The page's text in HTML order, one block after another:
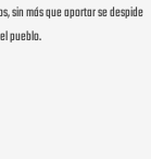
sin más que aportar se despide
pueblo.